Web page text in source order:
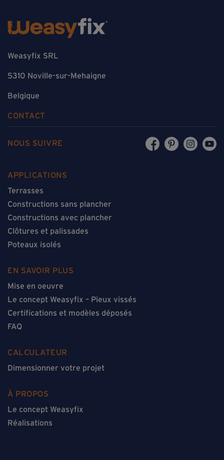
Weasyfix SRL
5310 Noville-sur-Mehaigne
Belgique
CONTACT
NOUS SUIVRE
APPLICATIONS
Terrasses
Constructions sans plancher
Constructions avec plancher
Clôtures et palissades
Poteaux isolés
EN SAVOIR PLUS
Mise en oeuvre
Le concept Weasyfix – Pieux vissés
Certifications et modèles déposés
FAQ
CALCULATEUR
Dimensionner votre projet
À PROPOS
Le concept Weasyfix
Réalisations